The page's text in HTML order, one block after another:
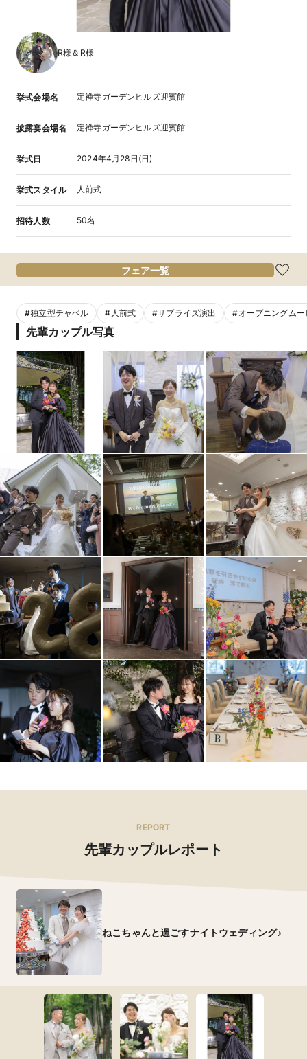
R様＆R様
挙式会場名 定禅寺ガーデンヒルズ迎賓館
披露宴会場名 定禅寺ガーデンヒルズ迎賓館
挙式日 2024年4月28日(日)
挙式スタイル 人前式
招待人数 50名
フェア一覧
#独立型チャペル # 人前式 #サプライズ演出 #オープニングムー
先輩カップル写真
REPORT
先輩カップルレポート
ねこちゃんと過ごすナイトウェディング♪